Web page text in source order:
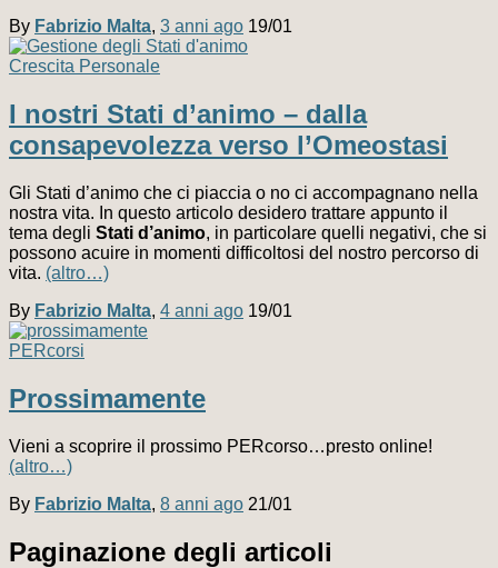
By Fabrizio Malta, 3 anni ago 19/01
Crescita Personale
I nostri Stati d’animo – dalla
consapevolezza verso l’Omeostasi
Gli Stati d’animo che ci piaccia o no ci accompagnano nella
nostra vita. In questo articolo desidero trattare appunto il
tema degli Stati d’animo, in particolare quelli negativi, che si
possono acuire in momenti difficoltosi del nostro percorso di
vita. (altro…)
By Fabrizio Malta, 4 anni ago 19/01
PERcorsi
Prossimamente
Vieni a scoprire il prossimo PERcorso…presto online!
(altro…)
By Fabrizio Malta, 8 anni ago 21/01
Paginazione degli articoli